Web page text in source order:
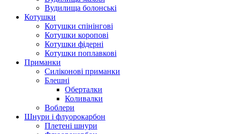
Вудилища болонські
Котушки
Котушки спінінгові
Котушки коропові
Котушки фідерні
Котушки поплавкові
Приманки
Силіконові приманки
Блешні
Оберталки
Коливалки
Воблери
Шнури і флуорокарбон
Плетені шнури